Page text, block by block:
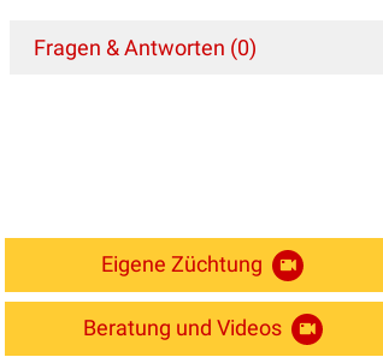
Fragen & Antworten (0)
Eigene Züchtung
Beratung und Videos